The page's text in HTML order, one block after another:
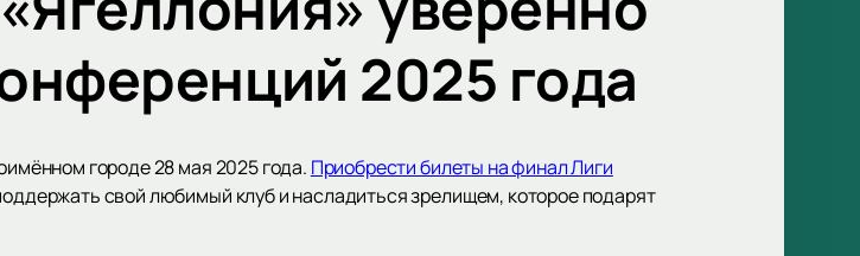
2025 года
городе 28 мая 2025 года. Приобрести билеты на финал Лиги
свой любимый клуб и насладиться зрелищем, которое подарят